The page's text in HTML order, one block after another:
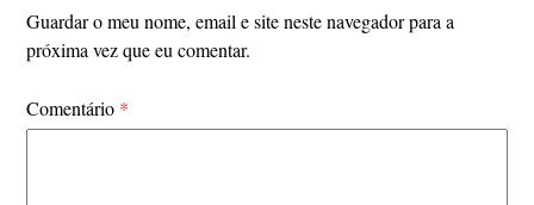
Guardar o meu nome, email e site neste navegador para a
próxima vez que eu comentar.
Comentário *